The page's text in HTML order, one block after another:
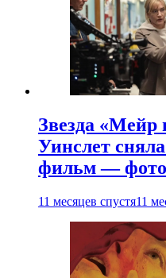
Звезда «Мейр
Уинслет
фильм — фото
11 месяцев спустя11